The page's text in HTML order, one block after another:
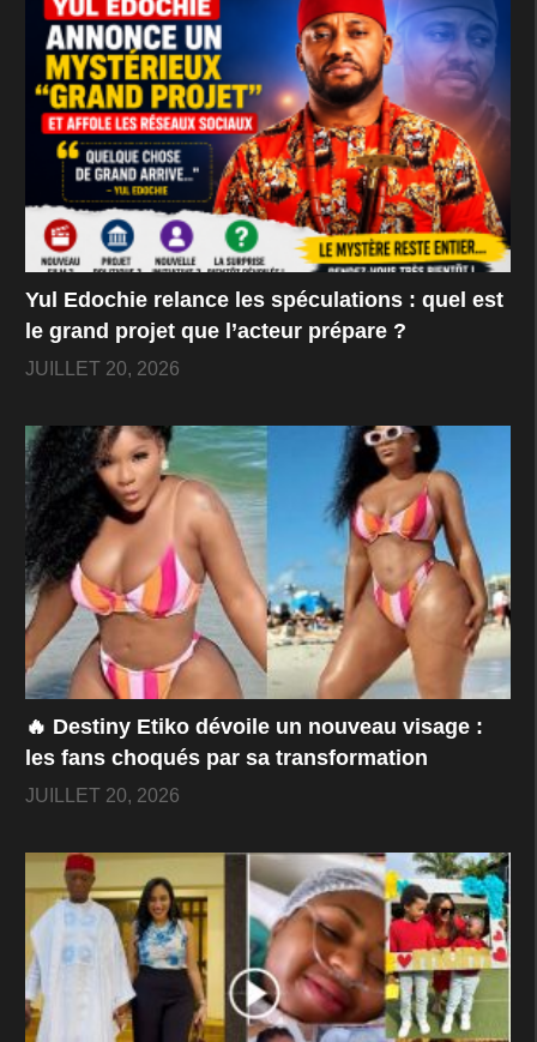
Yul Edochie relance les spéculations : quel est
le grand projet que l’acteur prépare ?
JUILLET 20, 2026
🔥 Destiny Etiko dévoile un nouveau visage :
les fans choqués par sa transformation
JUILLET 20, 2026